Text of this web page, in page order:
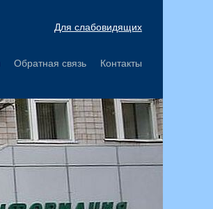
Для слабовидящих
Обратная связь Контакты